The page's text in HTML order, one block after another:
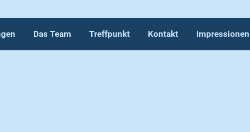
Das Team Treffpunkt Kontakt Impressionen
Das Team Treffpunkt Kontakt Impressionen